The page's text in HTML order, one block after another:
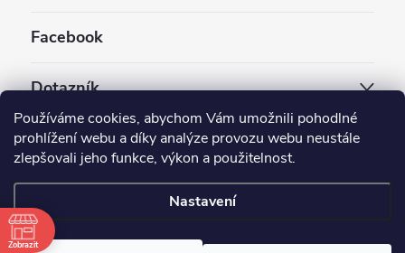
Používáme cookies, abychom Vám umožnili pohodlné
prohlížení webu a díky analýze provozu webu neustále
zlepšovali jeho funkce, výkon a použitelnost.
Nastavení
Facebook
Dotazník
Jaký styl vapování vám vyhovuje ?
Copyright 2026
Upravit nastavení cookies
Zobrazit